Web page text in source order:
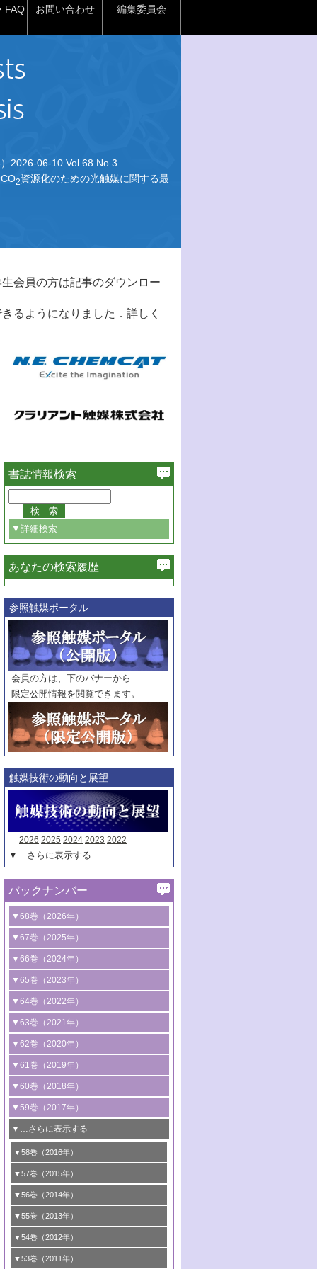
FAQ お問い合わせ 編集委員会
2026-06-10 Vol.68 No.3
2資源化のための光触媒に関する最
会員の方は記事のダウンロー
るようになりました．詳しく
書誌情報検索
▼詳細検索
必ず含む
巻・号指定
巻
号
範囲指定
巻
号～
巻
号
触媒年鑑
年度
記事種別
マーク：
マークあり
あなたの検索履歴
参照触媒ポータル
会員の方は、下のバナーから
限定公開情報を閲覧できます。
触媒技術の動向と展望
2026 2025 2024 2023 2022
▼…さらに表示する
バックナンバー
▼68巻（2026年）
1号 過酸化水素合成に関する研究動向
2号 コンピューター技術により加速する
触媒開発
3号 有機分子変換やCO 資源化のための
光触媒に関する最近の研究
B号 第137回触媒討論会（2026年）
▼67巻（2025年）
1号 CO
水素化によるグリーン燃料/グリ
ーンケミカル製造
2号 水素製造のための水分解技術に関す
る最近の研究
3号 オレフィン系樹脂の精密合成に関す
る最新技術
4号 アルコール類の効率的変換を実現す
る非貴金属触媒の研究動向
5号 ゼオライトの合成と応用における研
究動向
6号 ヘテロ接合界面
B号 第135回触媒討論会（2025年）
▼66巻（2024年）
1号 低次元ナノ構造を有する触媒材料
2号 規制反応場を活用した固体触媒研究
の新展開
3号 未踏分子変換を目指した酸化触媒プ
ロセスの最前線
4号 シンクロトロン放射光および中性子
線を利用した触媒解析技術の最先端
5号 単原子触媒
6号 参照触媒委員会からのお知らせ
B号 第133回触媒討論会（2023年）
▼65巻（2023年）
1号 炭素が関わる触媒機能
2号 プラスチックケミカルリサイクルの
ための触媒技術
3号 非酸化物系金属化合物を基盤とした
触媒材料の開発
4号 格子酸素・格子酸素欠陥を利用した
触媒反応
5号 生体触媒によるエネルギー変換反応
6号 窒素とリンの循環のための触媒・機
能性材料
B号 第131回触媒討論会（2023年）
▼64巻（2022年）
1号 合成ガス製造とCOを用いるケミカル
ズ合成の最新動向
2号 化学品合成のための合金触媒開発
3号 CO の排出削減および有効活用のた
めの触媒技術
4号 若手による情報発信企画～とびたて
若き触媒の研究者たち～（1）
5号 若手による情報発信企画～とびたて
若き触媒の研究者たち～（2）
6号 石油のノーブル・ユースを志向した
触媒技術
B号 第129回触媒討論会（2022年・京都
大学：オンライン・対面開催）
▼63巻（2021年）
1号 金触媒の新展開
2号 ペロブスカイト
3号 特殊反応場を利用した触媒的分子変
換反応
4号 多孔質材料を用いた触媒の新展開
5号 情報学的手法を用いた触媒開発
6号 カーボンニュートラルに向けた電解
技術
B号 第127回触媒討論会（2021年・オン
ライン開催(Zoom)のみ）
▼62巻（2020年）
1号 触媒設計を拓く欠陥構造のキャラク
タリゼーション
2号 機能化学品製造に資するクリーンな
触媒的酸化反応
3号 水処理のための触媒化学
4号 光触媒を用いた水分解の最新の研究
動向
5号 次世代の触媒プロセスを支えるマイ
クロ波
6号 メタン転換技術の最新動向
B号 第125回触媒討論会（2020年・工学
院大学）
▼61巻（2019年）
1号 物質移動制御に着目した触媒プロセ
ス開発
2号 CO2 フリー水素サプライチェーンに
関わる触媒開発動向
3号 精密高分子合成に関する最近の研究
動向
4号 バイオマス化成品製造のための触媒
5号 固体触媒による含窒素有機化合物変
換の最前線
6号 貴金属使用量低減に向けた自動車排
▼60巻（2018年）
1号 固体酸触媒の最新の研究動向
2号 二酸化炭素からの有用化学品合成
3号 ナノ粒子・クラスター触媒の最前線
4号 60周年記念企画
5号 進化するゼオライト合成技術
6号 非貴金属系触媒における電気化学的
酸素還元反応
B号 第121回触媒討論会（2018年・東京
大学）
▼59巻（2017年）
1号 いたるところに，触媒
2号 機能性材料の局所構造解析のための
最先端技術
3号 無機分離膜材料の開発と触媒反応プ
ロセスへの適用
4号 触媒研究における計算科学の利用
5号 水素のふるまいを解き明かす最先端
研究
▼…さらに表示する
▼58巻（2016年）
1号 ユニークな構造の高分子を生み出す触
2号 リグニンからの化成品製造に向けた触
3号 触媒研究の最先端～とびたて若き研究
者たち～（1）
▼57巻（2015年）
1号 水素キャリアにかかわる触媒技術の新
2号 石油精製用触媒の最近の進展
3号 固体酸化物形燃料電池（SOFC）におけ
るアノード触媒上での燃料直接改質技術
▼56巻（2014年）
1号 特殊環境場を利用した材料合成
2号 光触媒反応機構に関する最新の研究動
向
▼55巻（2013年）
1号 高耐久性燃料電池システム用触媒にお
▼54巻（2012年）
1号 規則性多孔体の利用技術における最近
▼53巻（2011年）